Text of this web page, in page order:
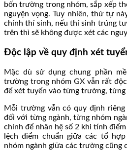
bốn trường trong nhóm, sắp xếp
nguyện vọng. Tuy nhiên, thứ tự
chính thí sinh, nếu thí sinh trúng
trên thì sẽ không được xét các
Độc lập về quy định xét
Mặc dù sử dụng chung phần
trường trong nhóm GX vẫn rất
để xét tuyển vào từng trường, từng
Mỗi trường vẫn có quy định
đối với từng ngành, từng nhóm
chính để nhân hệ số 2 khi tính
lệch điểm chuẩn giữa các tổ
nhóm ngành giữa các trường cũng